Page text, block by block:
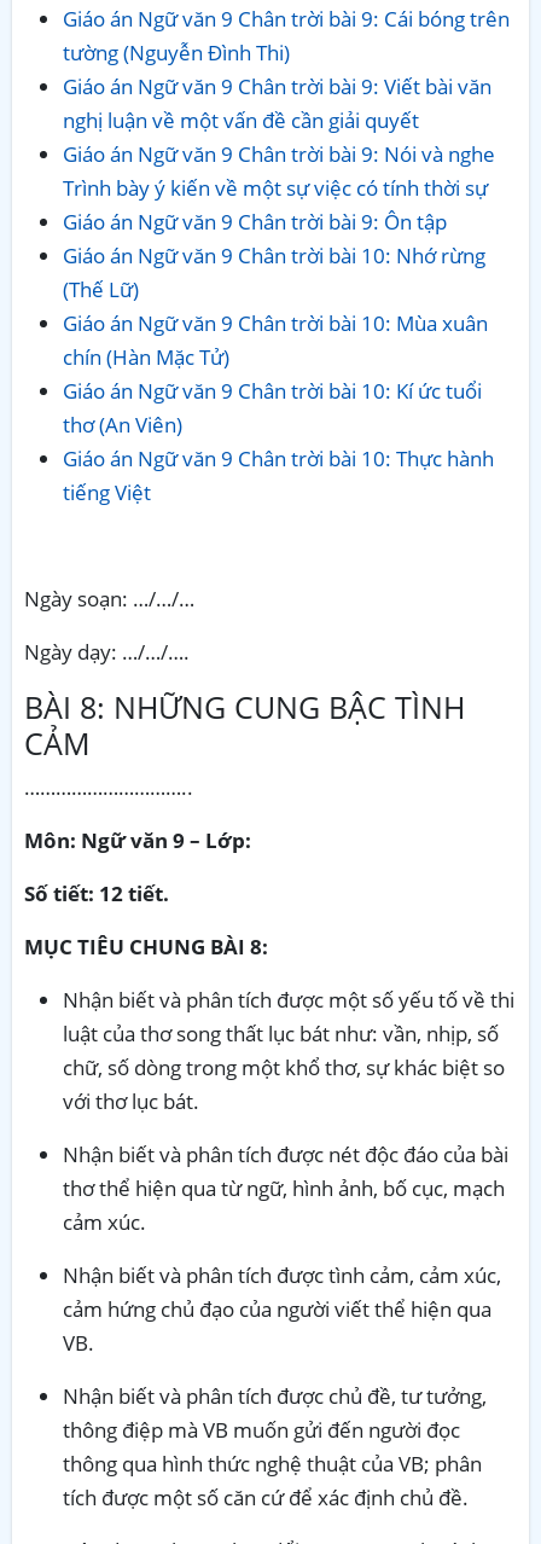
Giáo án Ngữ văn 9 Chân trời bài 9: Cái bóng trên
tường (Nguyễn Đình Thi)
Giáo án Ngữ văn 9 Chân trời bài 9: Viết bài văn
nghị luận về một vấn đề cần giải quyết
Giáo án Ngữ văn 9 Chân trời bài 9: Nói và nghe
Trình bày ý kiến về một sự việc có tính thời sự
Giáo án Ngữ văn 9 Chân trời bài 9: Ôn tập
Giáo án Ngữ văn 9 Chân trời bài 10: Nhớ rừng
(Thế Lữ)
Giáo án Ngữ văn 9 Chân trời bài 10: Mùa xuân
chín (Hàn Mặc Tử)
Giáo án Ngữ văn 9 Chân trời bài 10: Kí ức tuổi
thơ (An Viên)
Giáo án Ngữ văn 9 Chân trời bài 10: Thực hành
tiếng Việt
Ngày soạn: …/…/…
Ngày dạy: …/…/….
BÀI 8: NHỮNG CUNG BẬC TÌNH
CẢM
…………………………..
Môn: Ngữ văn 9 – Lớp:
Số tiết: 12 tiết.
MỤC TIÊU CHUNG BÀI 8:
Nhận biết và phân tích được một số yếu tố về thi
luật của thơ song thất lục bát như: vần, nhịp, số
chữ, số dòng trong một khổ thơ, sự khác biệt so
với thơ lục bát.
Nhận biết và phân tích được nét độc đáo của bài
thơ thể hiện qua từ ngữ, hình ảnh, bố cục, mạch
cảm xúc.
Nhận biết và phân tích được tình cảm, cảm xúc,
cảm hứng chủ đạo của người viết thể hiện qua
VB.
Nhận biết và phân tích được chủ đề, tư tưởng,
thông điệp mà VB muốn gửi đến người đọc
thông qua hình thức nghệ thuật của VB; phân
tích được một số căn cứ để xác định chủ đề.